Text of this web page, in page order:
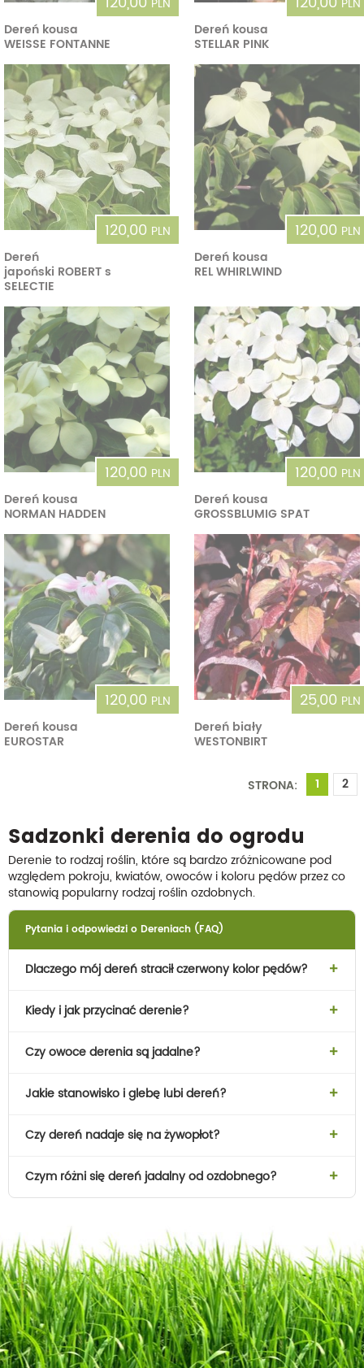
Dereń kousa
WEISSE FONTANNE
Dereń kousa
STELLAR PINK
120,00 PLN
Dereń
japoński ROBERT s
SELECTIE
120,00 PLN
Dereń kousa
REL WHIRLWIND
120,00 PLN
Dereń kousa
NORMAN HADDEN
120,00 PLN
Dereń kousa
GROSSBLUMIG SPAT
120,00 PLN
Dereń kousa
EUROSTAR
25,00 PLN
Dereń biały
WESTONBIRT
STRONA: 1 2
Sadzonki derenia do ogrodu
Derenie to rodzaj roślin, które są bardzo zróżnicowane pod
względem pokroju, kwiatów, owoców i koloru pędów przez co
stanowią popularny rodzaj roślin ozdobnych.
Pytania i odpowiedzi o Dereniach (FAQ)
Dlaczego mój dereń stracił czerwony kolor pędów?
Kiedy i jak przycinać derenie?
Czy owoce derenia są jadalne?
Jakie stanowisko i glebę lubi dereń?
Czy dereń nadaje się na żywopłot?
Czym różni się dereń jadalny od ozdobnego?